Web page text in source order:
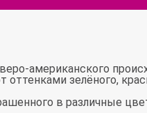
американского
зелёного,
в различные